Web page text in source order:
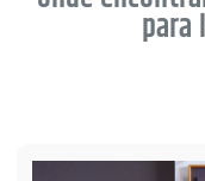
Sofá
Solteiro
Salas de Jantar
8 Lugares
para